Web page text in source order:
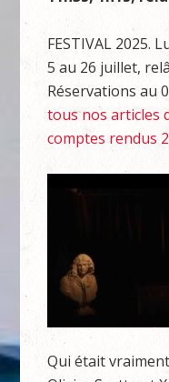
FESTIVAL 2025.
5 au 26 juillet,
Réservations au
tous nos articles
comptes rendus
Qui était